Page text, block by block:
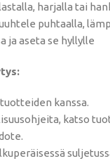
harjalla tai
puhtaalla,
ja aseta se hyllylle
kanssa.
katso